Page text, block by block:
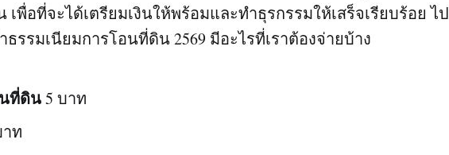
เพื่อที่จะได้เตรียมเงินให้พร้อมและทำธุรกรรมให้เสร็จเรียบร้อย ไป
รรมเนียมการโอนที่ดิน 2569 มีอะไรที่เราต้องจ่ายบ้าง
ที่ดิน5 บาท
ท